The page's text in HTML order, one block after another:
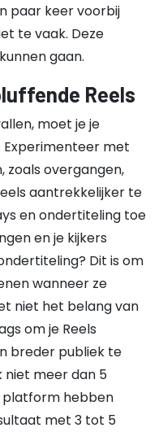
paar keer voorbij
te vaak. Deze
gaan.
Reels
moet je je
met
zoals overgangen,
aantrekkelijker te
en ondertiteling toe
en je kijkers
Dit is om
wanneer ze
niet het belang van
om je Reels
breder publiek te
niet meer dan 5
platform hebben
met 3 tot 5